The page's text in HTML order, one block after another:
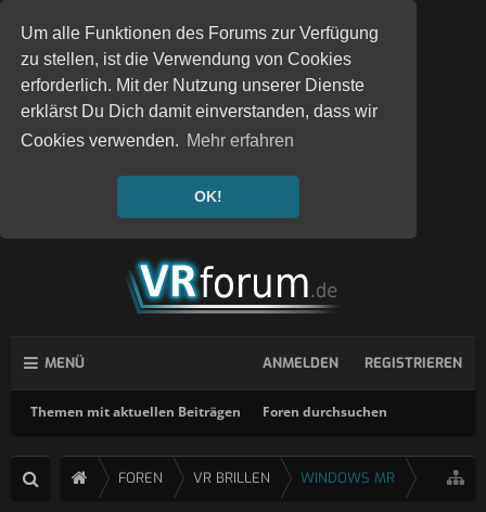
Um alle Funktionen des Forums zur Verfügung
zu stellen, ist die Verwendung von Cookies
erforderlich. Mit der Nutzung unserer Dienste
erklärst Du Dich damit einverstanden, dass wir
Cookies verwenden. Mehr erfahren
OK!
MENÜ
Themen mit aktuellen Beiträgen Foren durchsuchen
ANMELDEN REGISTRIEREN
FOREN VR BRILLEN WINDOWS MR